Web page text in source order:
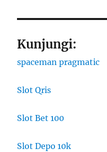
Kunjungi:
spaceman pragmatic
Slot Qris
Slot Bet 100
Slot Depo 10k